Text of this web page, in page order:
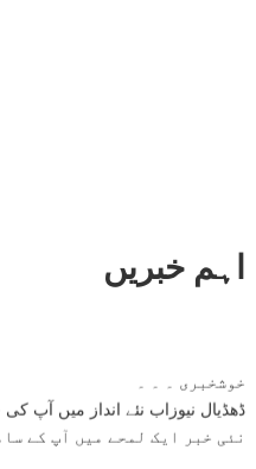
اہم خبریں
ڈھڈیال نیوزاب نئے انداز میں آپ
نئی خبر ایک لمحے میں آپ کے